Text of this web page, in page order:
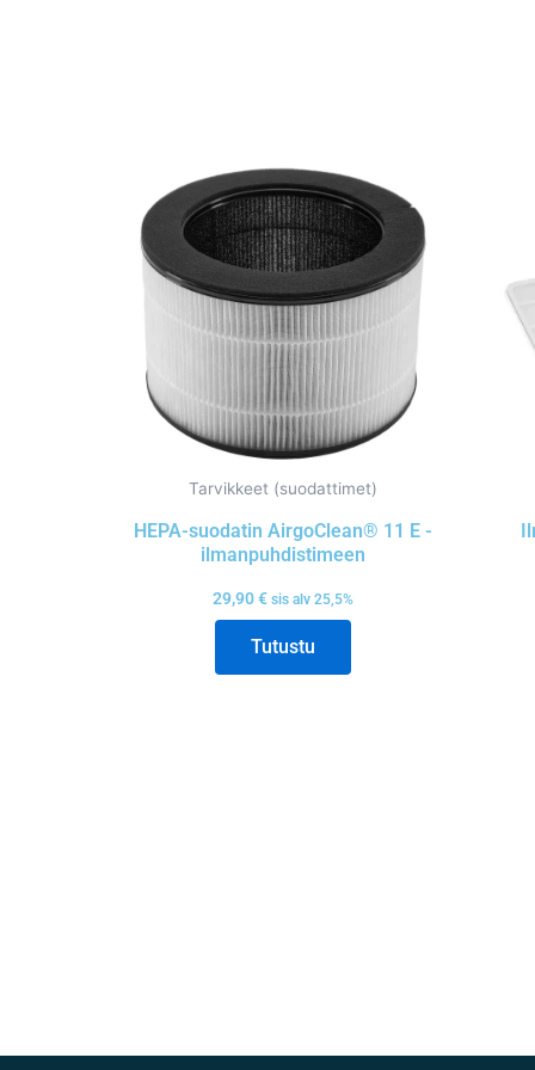
Tarvikkeet (suodattimet)
HEPA-suodatin AirgoClean® 11 E -
ilmanpuhdistimeen
29,90€ sis alv 25,5%
Tutustu